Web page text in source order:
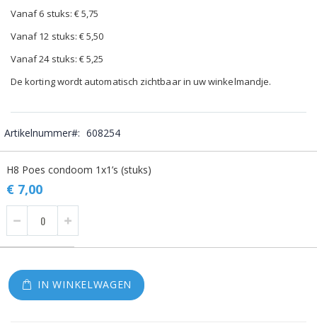
Vanaf 6 stuks: € 5,75
Vanaf 12 stuks: € 5,50
Vanaf 24 stuks: € 5,25
De korting wordt automatisch zichtbaar in uw winkelmandje.
Artikelnummer 608254
productitems
H8 Poes condoom 1x1’s (stuks)
€ 7,00
IN WINKELWAGEN